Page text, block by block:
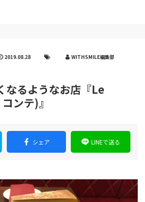
2019.08.28 WITHSMILE編集部
なるようなお店『Le
ンテ)』
シェア LINEで送る